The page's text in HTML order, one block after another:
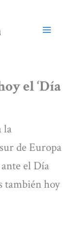
el ‘Día
la
de Europa
el Día
también hoy